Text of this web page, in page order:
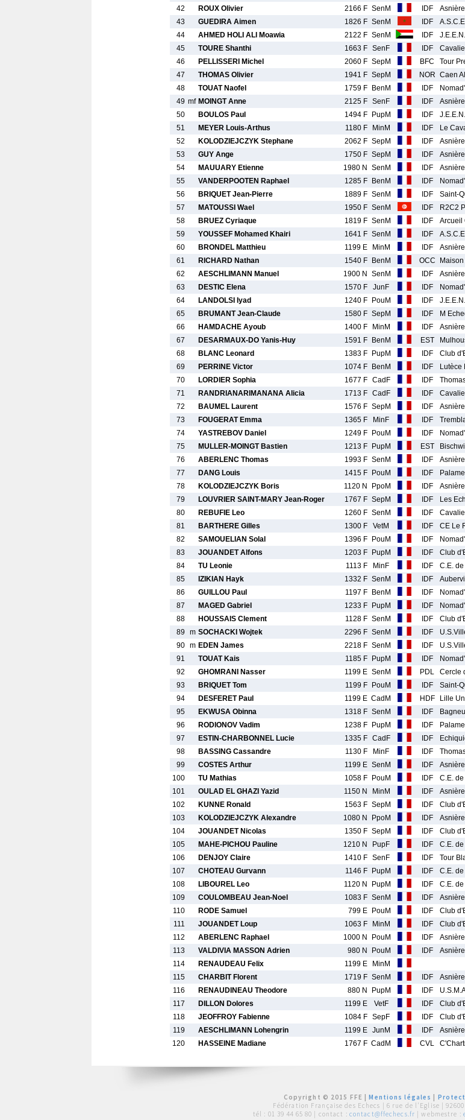
42
ROUX Olivier 2166 F SenM IDF
43
GUEDIRA Aimen 1826 F SenM IDF
44
AHMED HOLI ALI Moawia 2122 F SenM IDF J.E.E.N.
45
TOURE Shanthi 1663 F SenF IDF
46
PELLISSERI Michel 2060 F SepM BFC Tour
47
THOMAS Olivier 1941 F SepM NOR Caen
48
TOUAT Naofel 1759 F BenM IDF
49 mf MOINGT Anne 2125 F SenF IDF
50
BOULOS Paul 1494 F PupM IDF J.E.E.N.
51
MEYER Louis-Arthus 1180 F MinM IDF Le
52
KOLODZIEJCZYK Stephane 2062 F SepM IDF
53
GUY Ange 1750 F SepM IDF
54
MAUUARY Etienne 1980 N SenM IDF
55
VANDERPOOTEN Raphael 1285 F BenM IDF
56
BRIQUET Jean-Pierre 1889 F SenM IDF Saint-
57
MATOUSSI Wael 1950 F SenM IDF R2C2
58
BRUEZ Cyriaque 1819 F SenM IDF Arcueil
59
YOUSSEF Mohamed Khairi 1641 F SenM IDF
60
BRONDEL Matthieu 1199 E MinM IDF
61
RICHARD Nathan 1540 F BenM OCC
62
AESCHLIMANN Manuel 1900 N SenM IDF
63
DESTIC Elena 1570 F JunF IDF
64
LANDOLSI Iyad 1240 F PouM IDF J.E.E.N.
65
BRUMANT Jean-Claude 1580 F SepM IDF M
66
HAMDACHE Ayoub 1400 F MinM IDF
67
DESARMAUX-DO Yanis-Huy 1591 F BenM EST
68
BLANC Leonard 1383 F PupM IDF Club
69
PERRINE Victor 1074 F BenM IDF Lutèce
70
LORDIER Sophia 1677 F CadF IDF
71
RANDRIANARIMANANA Alicia 1713 F CadF IDF
72
BAUMEL Laurent 1576 F SepM IDF
73
FOUGERAT Emma 1365 F MinF IDF
74
YASTREBOV Daniel 1249 F PouM IDF
75
MULLER-MOINGT Bastien 1213 F PupM EST
76
ABERLENC Thomas 1993 F SenM IDF
77
DANG Louis 1415 F PouM IDF
78
KOLODZIEJCZYK Boris 1120 N PpoM IDF
79
LOUVRIER SAINT-MARY Jean-Roger 1767 F SepM IDF Les
80
REBUFIE Leo 1260 F SenM IDF
81
BARTHERE Gilles 1300 F VetM IDF CE Le
82
SAMOUELIAN Solal 1396 F PouM IDF
83
JOUANDET Alfons 1203 F PupM IDF Club
84
TU Leonie 1113 F MinF IDF C.E.
85
IZIKIAN Hayk 1332 F SenM IDF
86
GUILLOU Paul 1197 F BenM IDF
87
MAGED Gabriel 1233 F PupM IDF
88
HOUSSAIS Clement 1128 F SenM IDF Club
89
m SOCHACKI Wojtek 2296 F SenM IDF
90 m EDEN James 2218 F SenM IDF
91
TOUAT Kais 1185 F PupM IDF
92
GHOMRANI Nasser 1199 E SenM PDL Cercle
93
BRIQUET Tom 1199 F PouM IDF Saint-
94
DESFERET Paul 1199 E CadM HDF Lille
95
EKWUSA Obinna 1318 F SenM IDF
96
RODIONOV Vadim 1238 F PupM IDF
97
ESTIN-CHARBONNEL Lucie 1335 F CadF IDF
98
BASSING Cassandre 1130 F MinF IDF
99
COSTES Arthur 1199 E SenM IDF
100
TU Mathias 1058 F PouM IDF C.E.
101
OULAD EL GHAZI Yazid 1150 N MinM IDF
102
KUNNE Ronald 1563 F SepM IDF Club
103
KOLODZIEJCZYK Alexandre 1080 N PpoM IDF
104
JOUANDET Nicolas 1350 F SepM IDF Club
105
MAHE-PICHOU Pauline 1210 N PupF IDF C.E.
106
DENJOY Claire 1410 F SenF IDF Tour
107
CHOTEAU Gurvann 1146 F PupM IDF C.E.
108
LIBOUREL Leo 1120 N PupM IDF C.E.
109
COULOMBEAU Jean-Noel 1083 F SenM IDF
110
RODE Samuel 799 E PouM IDF Club
111
JOUANDET Loup 1063 F MinM IDF Club
112
ABERLENC Raphael 1000 N PouM IDF
113
VALDIVIA MASSON Adrien 980 N PouM IDF
114
RENAUDEAU Felix 1199 E MinM
115
CHARBIT Florent 1719 F SenM IDF
116
RENAUDINEAU Theodore 880 N PupM IDF
117
DILLON Dolores 1199 E VetF IDF Club
118
JEOFFROY Fabienne 1084 F SepF IDF Club
119
AESCHLIMANN Lohengrin 1199 E JunM IDF
120
HASSEINE Madiane 1767 F CadM CVL
Copyright © 2015 FFE |Mentions légales
Fédération Française des Echecs | 6 rue de l'Eglise | 92600
tél : 01 39 44 65 80 | contact : contact@ffechecs.fr | webmestre :